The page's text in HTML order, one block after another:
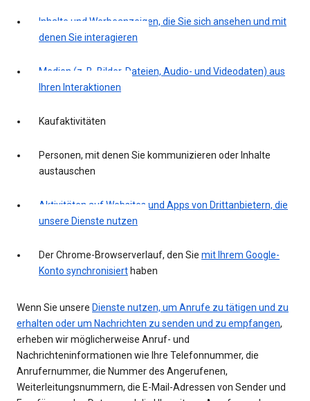
Inhalte und Werbeanzeigen, die Sie sich ansehen und mit
denen Sie interagieren
Medien (z. B. Bilder, Dateien, Audio- und Videodaten) aus
Ihren Interaktionen
Kaufaktivitäten
Personen, mit denen Sie kommunizieren oder Inhalte
austauschen
Aktivitäten auf Websites und Apps von Drittanbietern, die
unsere Dienste nutzen
Der Chrome-Browserverlauf, den Sie mit Ihrem Google-
Konto synchronisiert haben
Wenn Sie unsere Dienste nutzen, um Anrufe zu tätigen und zu
erhalten oder um Nachrichten zu senden und zu empfangen,
erheben wir möglicherweise Anruf- und
Nachrichteninformationen wie Ihre Telefonnummer, die
Anrufernummer, die Nummer des Angerufenen,
Weiterleitungsnummern, die E-Mail-Adressen von Sender und